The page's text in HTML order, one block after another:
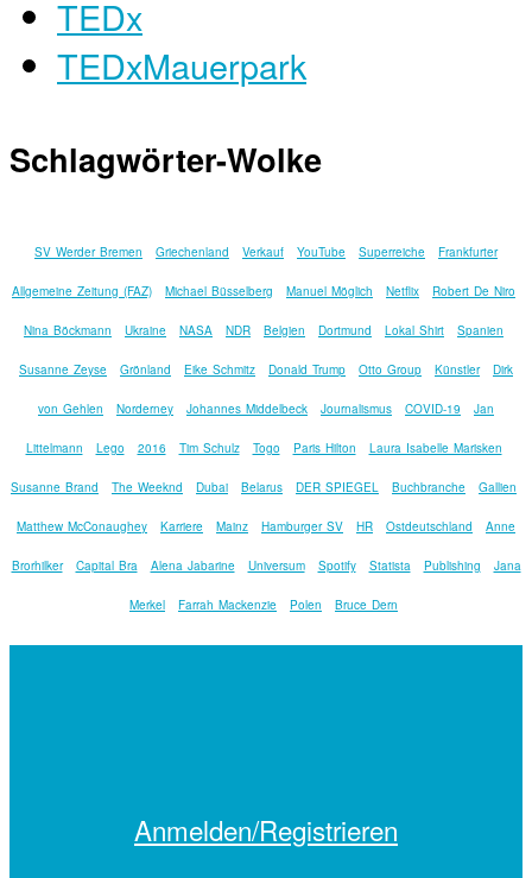
TEDx
TEDxMauerpark
Schlagwörter-Wolke
SV Werder Bremen Griechenland Verkauf YouTube Superreiche Frankfurter
Allgemeine Zeitung (FAZ) Michael Büsselberg Manuel Möglich Netflix Robert De Niro
Nina Böckmann Ukraine NASA NDR Belgien Dortmund Lokal Shirt Spanien
Susanne Zeyse Grönland Eike Schmitz Donald Trump Otto Group Künstler Dirk
von Gehlen Norderney Johannes Middelbeck Journalismus COVID-19 Jan
Littelmann Lego 2016 Tim Schulz Togo Paris Hilton Laura Isabelle Marisken
Susanne Brand The Weeknd Dubai Belarus DER SPIEGEL Buchbranche Gallien
Matthew McConaughey Karriere Mainz Hamburger SV HR Ostdeutschland Anne
Brorhilker Capital Bra Alena Jabarine Universum Spotify Statista Publishing Jana
Merkel Farrah Mackenzie Polen Bruce Dern
Anmelden/Registrieren